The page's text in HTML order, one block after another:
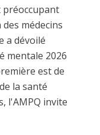
préoccupant
médecins
a dévoilé
mentale 2026
est de
la santé
l'AMPQ invite